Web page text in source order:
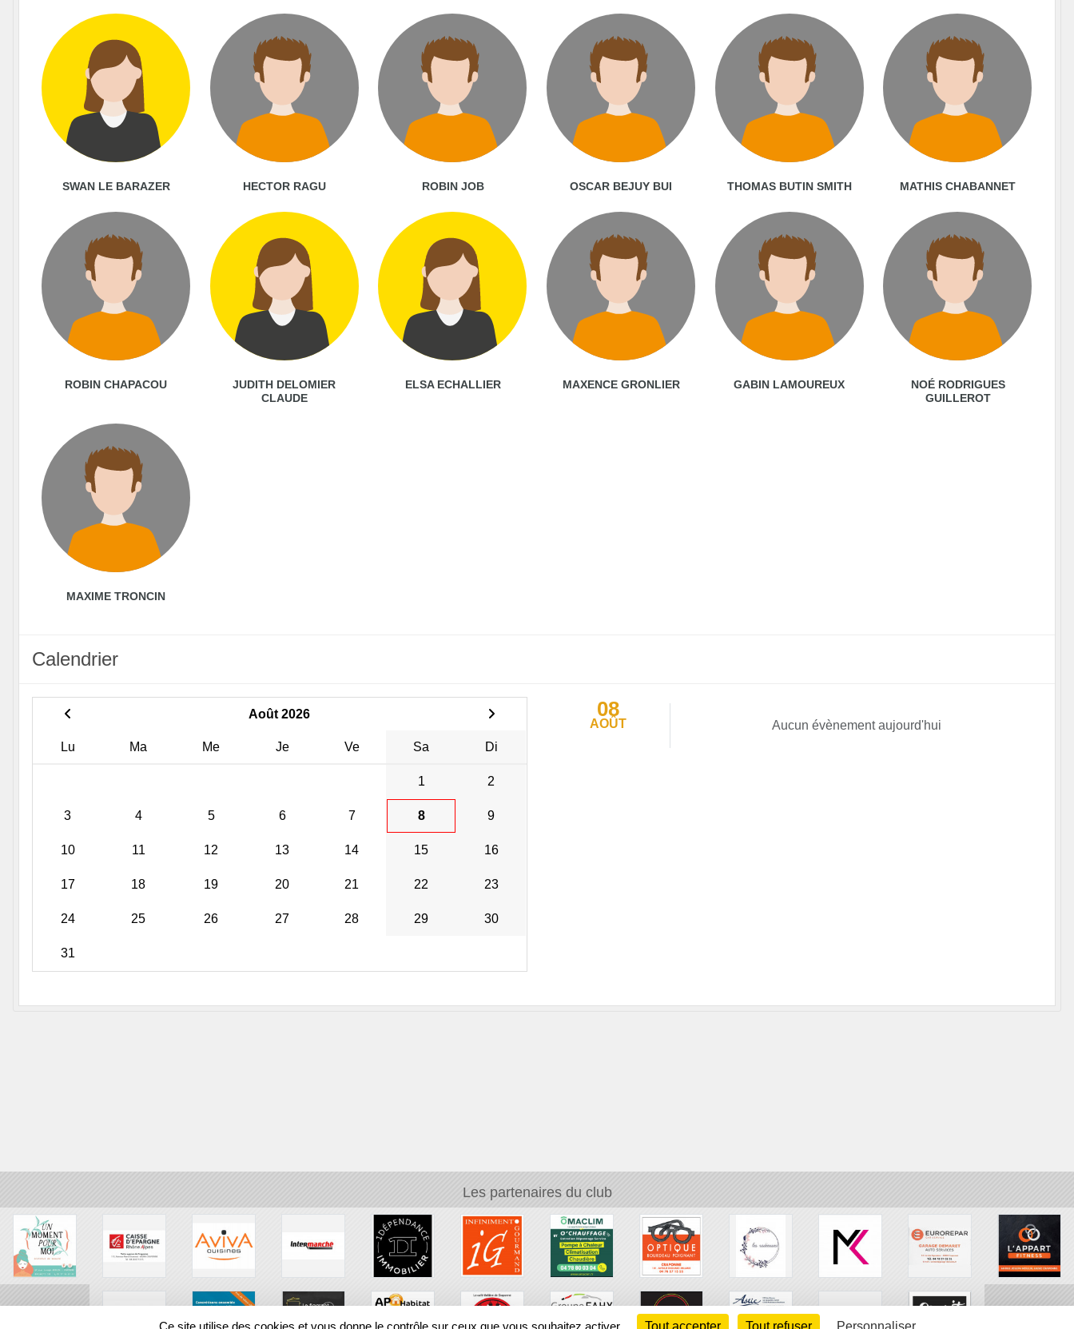
SWAN LE BARAZER HECTOR RAGU ROBIN JOB OSCAR BEJUY BUI THOMAS BUTIN SMITH MATHIS CHABANNET
ROBIN CHAPACOU
JUDITH DELOMIER
CLAUDE
ELSA ECHALLIER MAXENCE GRONLIER GABIN LAMOUREUX
NOÉ RODRIGUES
GUILLEROT
MAXIME TRONCIN
Calendrier
Août 2026
Lu Ma Me Je Ve Sa Di
1 2
3 4 5 6 7 8 9
10 11 12 13 14 15 16
17 18 19 20 21 22 23
24 25 26 27 28 29 30
31
08
AOÛT Aucun évènement aujourd'hui
Les partenaires du club
Ce site utilise des cookies et vous donne le contrôle sur ceux que vous souhaitez activer Tout accepter Tout refuser Personnaliser